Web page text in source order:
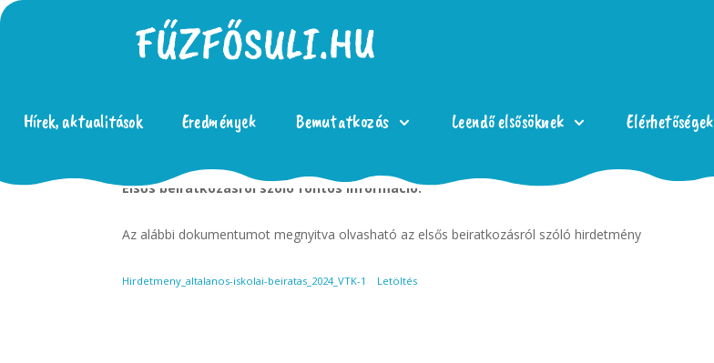
Hírek, aktualitások Eredmények Bemutatkozás Leendő elsősöknek Elérhetőségek
Elsős beiratkozásról szóló fontos információ:
Az alábbi dokumentumot megnyitva olvasható az elsős beiratkozásról szóló hirdetmény
Hirdetmeny_altalanos-iskolai-beiratas_2024_VTK-1 Letöltés